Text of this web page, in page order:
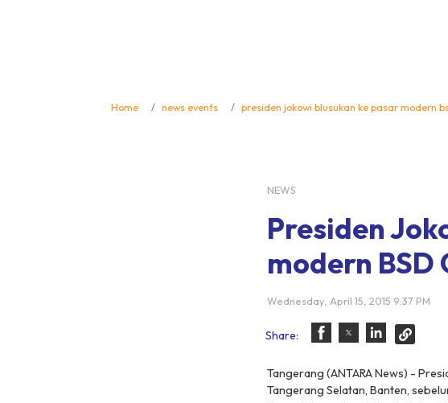
Home news events presiden jokowi blusukan ke pasar modern
NEWS
Presiden
modern BSD
Wednesday, April 15, 2015 9:37 PM
Share:
Tangerang (ANTARA News) -
Tangerang Selatan, Banten,